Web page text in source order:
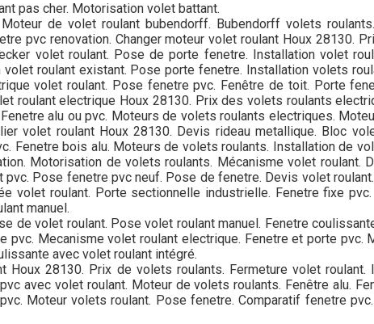
pas cher. Motorisation volet battant.
de volet roulant bubendorff. Bubendorff volets
pvc renovation. Changer moteur volet roulant Houx 28130.
volet roulant. Pose de porte fenetre. Installation volet
volet roulant existant. Pose porte fenetre. Installation volets
volet roulant. Pose fenetre pvc. Fenêtre de toit. Porte
roulant electrique Houx 28130. Prix des volets roulants
alu ou pvc. Moteurs de volets roulants electriques.
volet roulant Houx 28130. Devis rideau metallique. Bloc
Fenetre bois alu. Moteurs de volets roulants. Installation de
Motorisation de volets roulants. Mécanisme volet
pvc. Pose fenetre pvc neuf. Pose de fenetre. Devis volet
volet roulant. Porte sectionnelle industrielle. Fenetre fixe
manuel.
de volet roulant. Pose volet roulant manuel. Fenetre
pvc. Mecanisme volet roulant electrique. Fenetre et porte
avec volet roulant intégré.
Houx 28130. Prix de volets roulants. Fermeture volet
avec volet roulant. Moteur de volets roulants. Fenêtre alu.
Moteur volets roulant. Pose fenetre. Comparatif fenetre